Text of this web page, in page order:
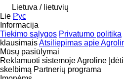
Lietuva / lietuvių
Lie Рус
Informacija
Tiekimo sąlygos Privatumo politika
klausimaisAtsiliepimas apie
Mūsų pasiūlymai
Reklamuoti sistemoje Agroline
skelbimą Partnerių programa